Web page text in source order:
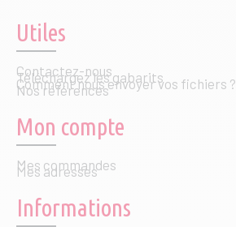
Utiles
Contactez-nous
Téléchargez les gabarits
Comment nous envoyer vos fichiers ?
Nos références
Mon compte
Mes commandes
Mes adresses
Informations